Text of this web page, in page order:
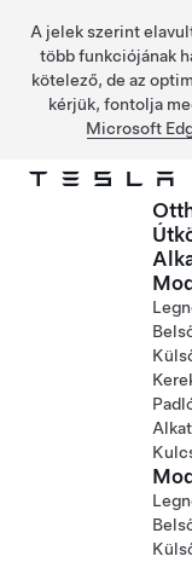
A jelek szerint
több funkciójának
kötelező, de az
kérjük, fontolja
Microsoft